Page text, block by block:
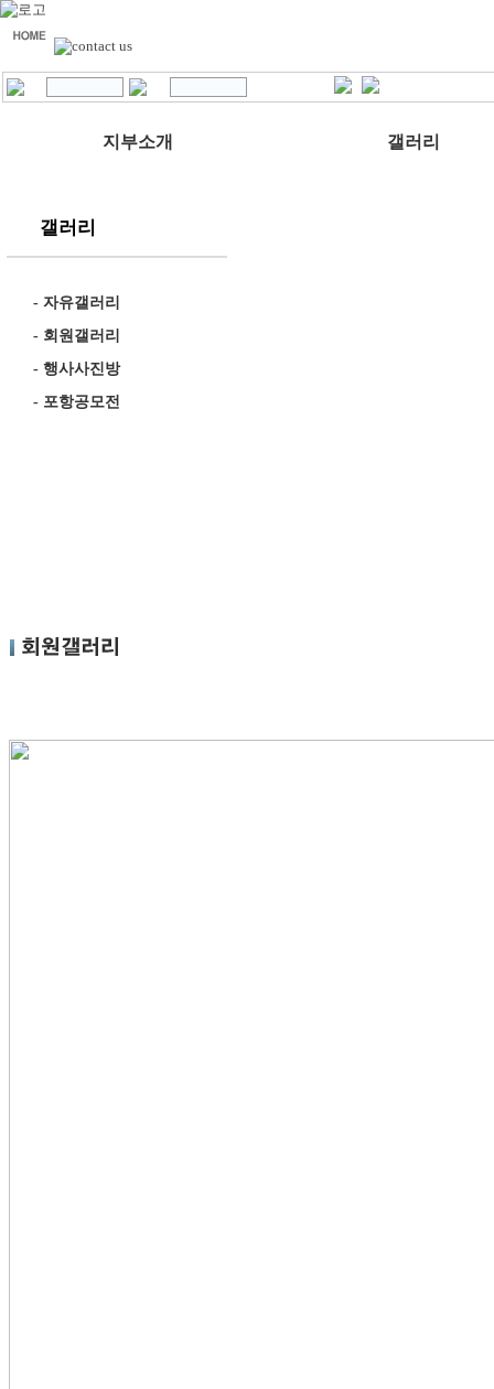
지부소개 갤러리
갤러리
- 자유갤러리
- 회원갤러리
- 행사사진방
- 포항공모전